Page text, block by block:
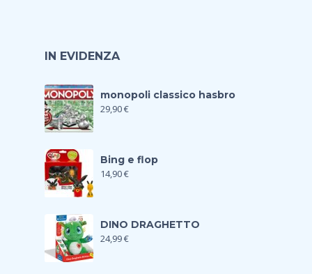
IN EVIDENZA
monopoli classico hasbro
29,90€
Bing e flop
14,90€
DINO DRAGHETTO
24,99€